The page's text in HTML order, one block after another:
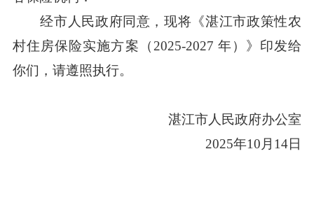
经市人民政府同意，现将《湛江市政策性农
村住房保险实施方案（2025-2027 年）》印发给
你们，请遵照执行。
湛江市人民政府办公室
2025年10月14日